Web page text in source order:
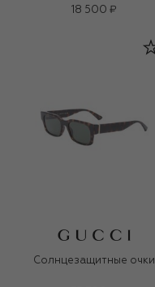
18 500 ₽
Солнцезащитные очки